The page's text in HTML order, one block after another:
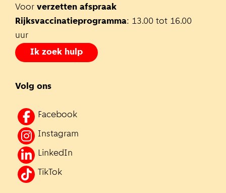
Voor verzetten afspraak
Rijksvaccinatieprogramma: 13.00 tot 16.00
uur
Ik zoek hulp
Volg ons
Facebook
Instagram
LinkedIn
TikTok